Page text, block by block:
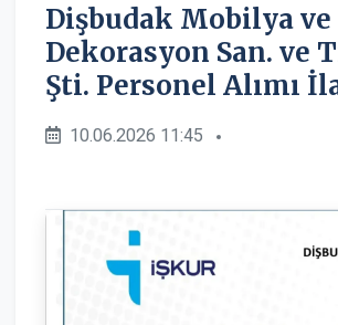
Dişbudak Mobilya ve
Dekorasyon San. ve
Şti. Personel Alımı
10.06.2026 11:45